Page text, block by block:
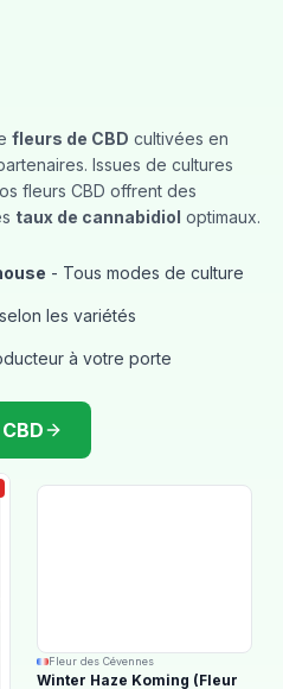
fleurs de CBD cultivées en
Issues de cultures
fleurs CBD offrent des
taux de cannabidiol optimaux.
- Tous modes de culture
les variétés
à votre porte
Fleur des Cévennes
Winter Haze Koming (Fleur